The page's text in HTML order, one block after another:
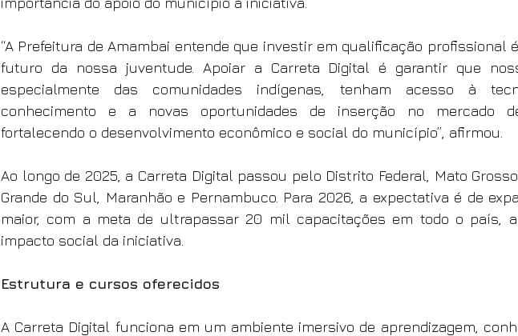
“A Prefeitura de Amambai entende que investir em qualificação profissional
futuro da nossa juventude. Apoiar a Carreta Digital é garantir que
especialmente das comunidades indígenas, tenham acesso à
conhecimento e a novas oportunidades de inserção no mercado
fortalecendo o desenvolvimento econômico e social do município”, afirmou.
Ao longo de 2025, a Carreta Digital passou pelo Distrito Federal, Mato
Grande do Sul, Maranhão e Pernambuco. Para 2026, a expectativa é de
maior, com a meta de ultrapassar 20 mil capacitações em todo o país,
impacto social da iniciativa.
Estrutura e cursos oferecidos
A Carreta Digital funciona em um ambiente imersivo de aprendizagem,